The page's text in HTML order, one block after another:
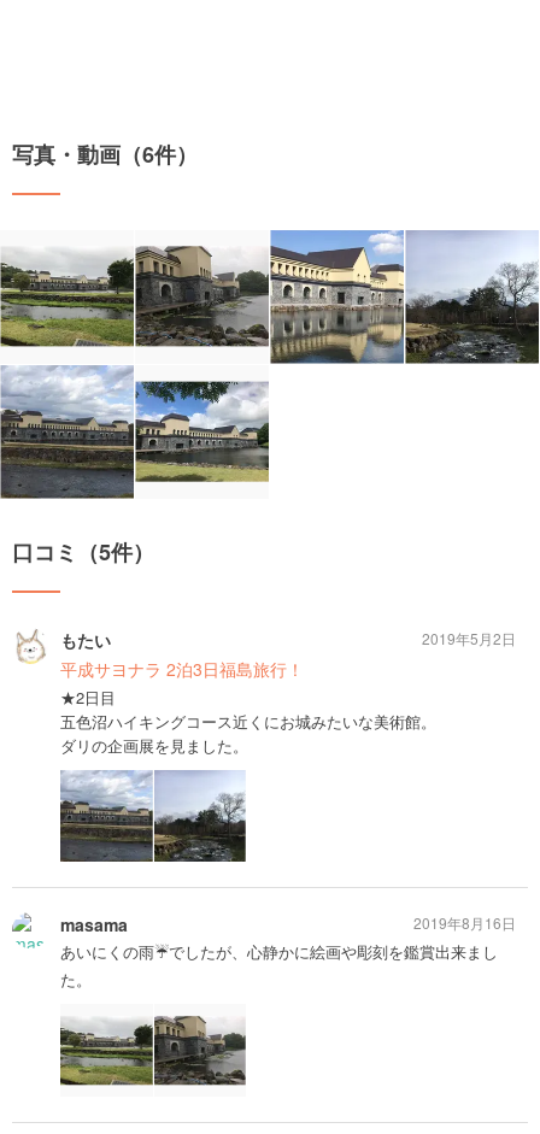
写真・動画（6件）
口コミ（5件）
もたい
平成サヨナラ 2泊3日福島旅行！
★2日目
五色沼ハイキングコース近くにお城みたいな美術館。
ダリの企画展を見ました。
2019年5月2日
masama
あいにくの雨☔でしたが、心静かに絵画や彫刻を鑑賞出来まし
た。
2019年8月16日